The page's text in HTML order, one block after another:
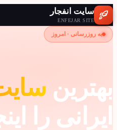
سایت انفجار
ENFEJAR SITE
به روزرسانی · امروز
بهترین
ایرانی را